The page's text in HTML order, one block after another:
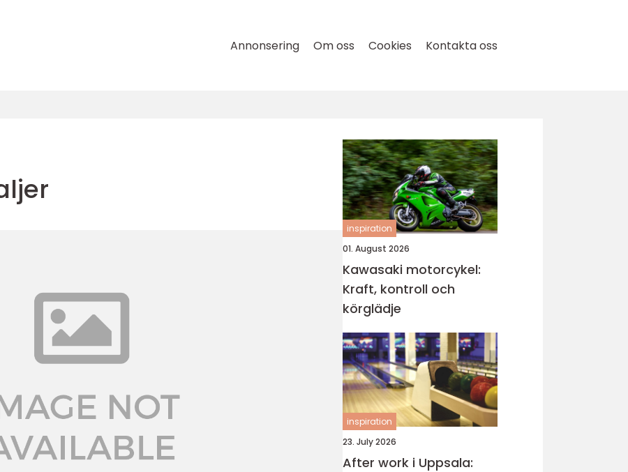
Annonsering Om oss Cookies Kontakta oss
inspiration
01. August 2026
Kawasaki motorcykel:
Kraft, kontroll och
körglädje
inspiration
23. July 2026
After work i Uppsala: